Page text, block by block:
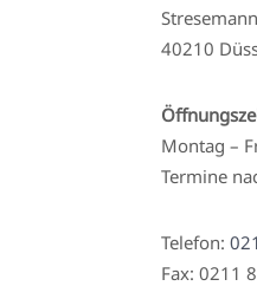
40210
Montag –
Termine
Telefon:
Fax: 0211